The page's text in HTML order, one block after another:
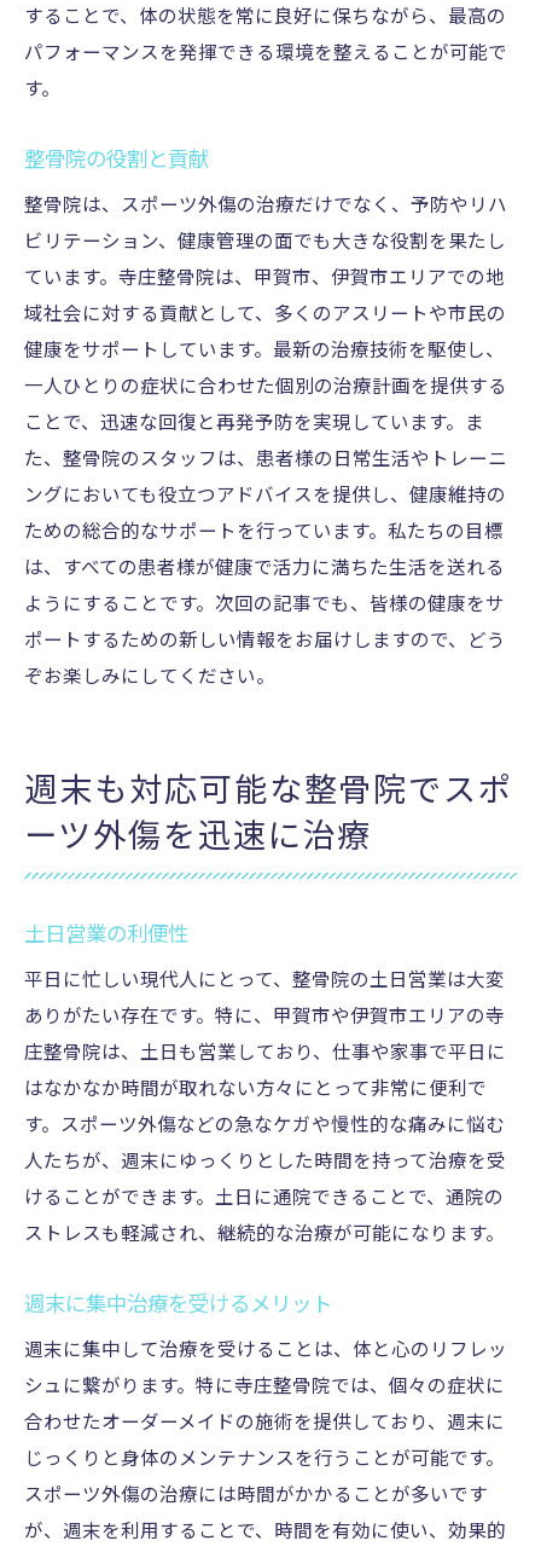
することで、体の状態を常に良好に保ちながら、最高の
パフォーマンスを発揮できる環境を整えることが可能で
す。
整骨院の役割と貢献
整骨院は、スポーツ外傷の治療だけでなく、予防やリハ
ビリテーション、健康管理の面でも大きな役割を果たし
ています。寺庄整骨院は、甲賀市、伊賀市エリアでの地
域社会に対する貢献として、多くのアスリートや市民の
健康をサポートしています。最新の治療技術を駆使し、
一人ひとりの症状に合わせた個別の治療計画を提供する
ことで、迅速な回復と再発予防を実現しています。ま
た、整骨院のスタッフは、患者様の日常生活やトレーニ
ングにおいても役立つアドバイスを提供し、健康維持の
ための総合的なサポートを行っています。私たちの目標
は、すべての患者様が健康で活力に満ちた生活を送れる
ようにすることです。次回の記事でも、皆様の健康をサ
ポートするための新しい情報をお届けしますので、どう
ぞお楽しみにしてください。
週末も対応可能な整骨院でスポ
ーツ外傷を迅速に治療
土日営業の利便性
平日に忙しい現代人にとって、整骨院の土日営業は大変
ありがたい存在です。特に、甲賀市や伊賀市エリアの寺
庄整骨院は、土日も営業しており、仕事や家事で平日に
はなかなか時間が取れない方々にとって非常に便利で
す。スポーツ外傷などの急なケガや慢性的な痛みに悩む
人たちが、週末にゆっくりとした時間を持って治療を受
けることができます。土日に通院できることで、通院の
ストレスも軽減され、継続的な治療が可能になります。
週末に集中治療を受けるメリット
週末に集中して治療を受けることは、体と心のリフレッ
シュに繋がります。特に寺庄整骨院では、個々の症状に
合わせたオーダーメイドの施術を提供しており、週末に
じっくりと身体のメンテナンスを行うことが可能です。
スポーツ外傷の治療には時間がかかることが多いです
が、週末を利用することで、時間を有効に使い、効果的